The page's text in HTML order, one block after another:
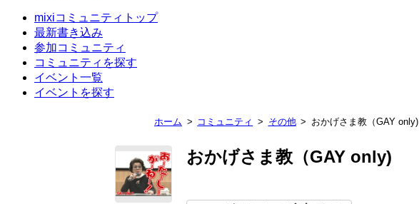
mixiコミュニティトップ
最新書き込み
参加コミュニティ
コミュニティを探す
イベント一覧
イベントを探す
ホーム コミュニティ その他 おかげさま教（GAY only)
おかげさま教（GAY only)